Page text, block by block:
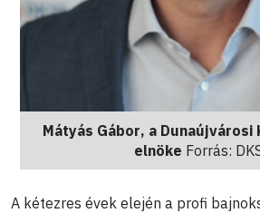
Mátyás Gábor, a Dunaújvárosi
elnöke Forrás:
A kétezres évek elején a profi